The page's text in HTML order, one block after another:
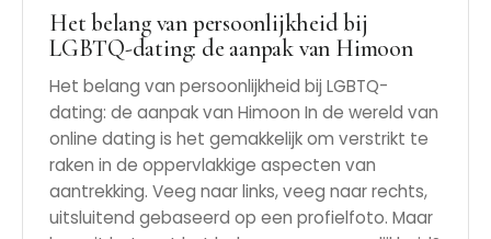
Het belang van persoonlijkheid bij
LGBTQ-dating: de aanpak van Himoon
Het belang van persoonlijkheid bij LGBTQ-
dating: de aanpak van Himoon In de wereld van
online dating is het gemakkelijk om verstrikt te
raken in de oppervlakkige aspecten van
aantrekking. Veeg naar links, veeg naar rechts,
uitsluitend gebaseerd op een profielfoto. Maar